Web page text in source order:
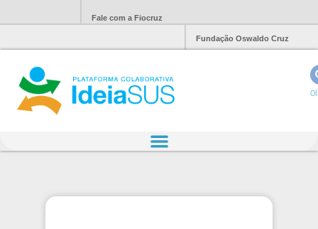
Fale com a Fiocruz
Fundação Oswaldo Cruz